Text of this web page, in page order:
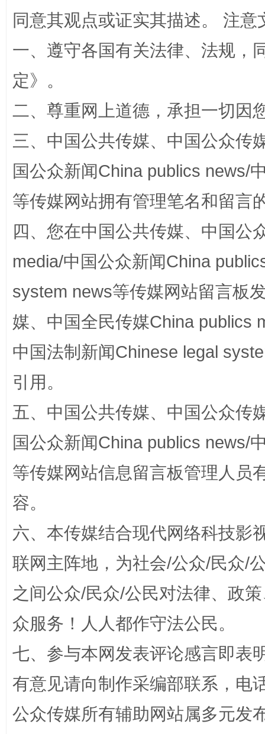
招工难、用工荒背后
网上购药对药下症？
这是一记警钟！ 谢
同意其观点或证实其描述。 注
一、遵守各国有关法律、法规，
定》。
二、尊重网上道德，承担一切因
三、中国公共传媒、中国公众传
国公众新闻China publics news/
等传媒网站拥有管理笔名和留言
四、您在中国公共传媒、中国公
media/中国公众新闻China
system news等传媒网站留言板
媒、中国全民传媒China publics
中国法制新闻Chinese legal
引用。
五、中国公共传媒、中国公众传
国公众新闻China publics news/
等传媒网站信息留言板管理人员
容。
六、本传媒结合现代网络科技影
联网主阵地，为社会/公众/民众/
之间公众/民众/公民对法律、政
众服务！人人都作守法公民。
七、参与本网发表评论感言即表
有意见请向制作采编部联系，电
公众传媒所有辅助网站属多元发